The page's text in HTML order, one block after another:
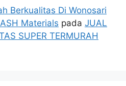
Berkualitas Di Wonosari
Materials pada JUAL
SUPER TERMURAH